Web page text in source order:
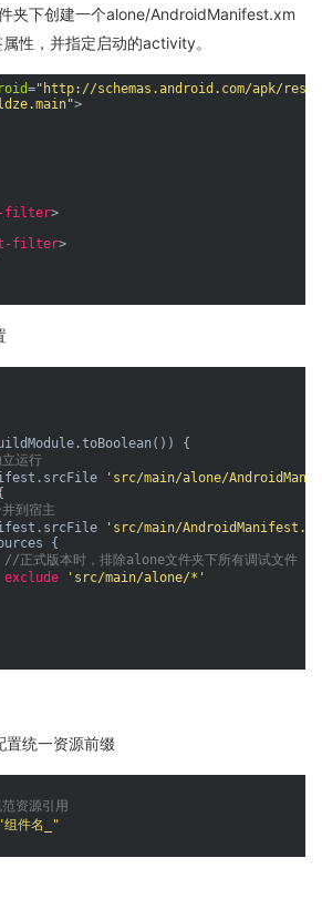
夹下创建一个alone/AndroidManifest.xm
性，并指定启动的activity。
="http://schemas.android.com/apk/res/
>
filter>
filter>
{
运行
'src/main/alone/
到宿主
'src/main/
{
//正式版本时，排除alone文件夹下所有调试文件
exclude
'src/main/alone/*'
统一资源前缀
资源引用
"组件名_"